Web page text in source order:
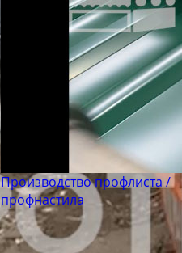
Производство профлиста /
профнастила